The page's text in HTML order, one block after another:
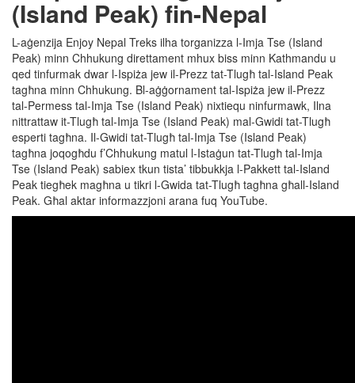
(Island Peak) fin-Nepal
L-aġenzija Enjoy Nepal Treks ilha torganizza l-Imja Tse (Island
Peak) minn Chhukung direttament mhux biss minn Kathmandu u
qed tinfurmak dwar l-Ispiża jew il-Prezz tat-Tlugħ tal-Island Peak
tagħna minn Chhukung. Bl-aġġornament tal-Ispiża jew il-Prezz
tal-Permess tal-Imja Tse (Island Peak) nixtiequ ninfurmawk, Ilna
nittrattaw it-Tlugħ tal-Imja Tse (Island Peak) mal-Gwidi tat-Tlugħ
esperti tagħna. Il-Gwidi tat-Tlugħ tal-Imja Tse (Island Peak)
tagħna joqogħdu f’Chhukung matul l-Istaġun tat-Tlugħ tal-Imja
Tse (Island Peak) sabiex tkun tista’ tibbukkja l-Pakkett tal-Island
Peak tiegħek magħna u tikri l-Gwida tat-Tlugħ tagħna għall-Island
Peak. Għal aktar informazzjoni arana fuq YouTube.